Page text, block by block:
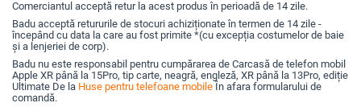
Comerciantul acceptă retur la acest produs în perioadă de 14 zile.
Badu acceptă retururile de stocuri achiziționate în termen de 14 zile -
începând cu data la care au fost primite *(cu excepția costumelor de baie
și a lenjeriei de corp).
Badu nu este responsabil pentru cumpărarea de Carcasă de telefon mobil
Apple XR până la 15Pro, tip carte, neagră, engleză, XR până la 13Pro, ediție
Ultimate De la Huse pentru telefoane mobile În afara formularului de
comandă.